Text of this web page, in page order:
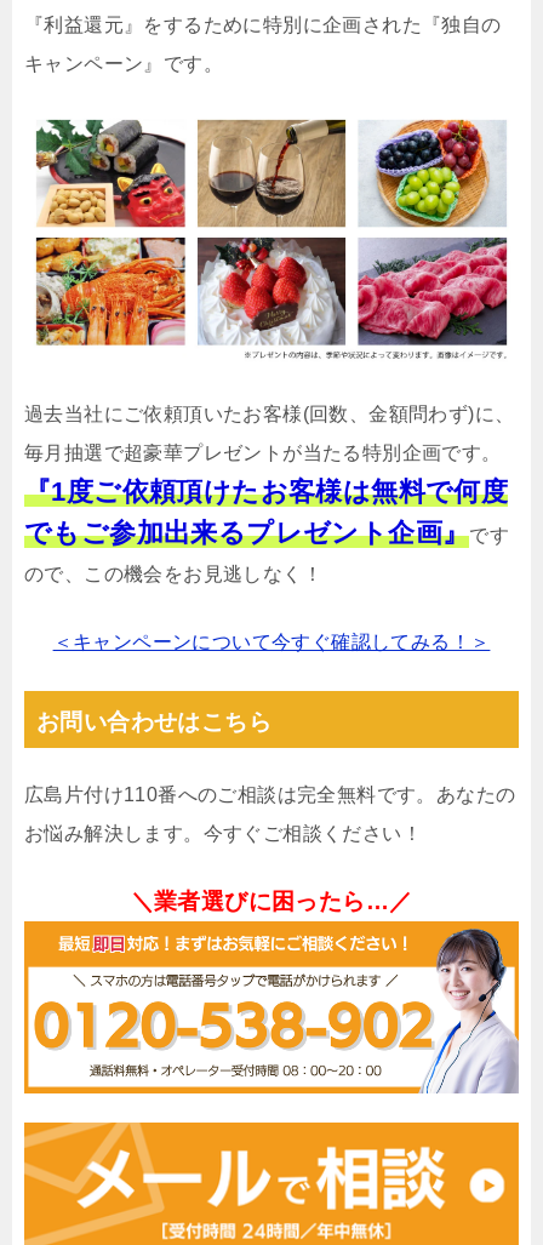
『利益還元』をするために特別に企画された『独自の
キャンペーン』です。
過去当社にご依頼頂いたお客様(回数、金額問わず)に、
毎月抽選で超豪華プレゼントが当たる特別企画です。
『1度ご依頼頂けたお客様は無料で何度
でもご参加出来るプレゼント企画』です
ので、この機会をお見逃しなく！
＜キャンペーンについて今すぐ確認してみる！＞
お問い合わせはこちら
広島片付け110番へのご相談は完全無料です。あなたの
お悩み解決します。今すぐご相談ください！
＼業者選びに困ったら…／